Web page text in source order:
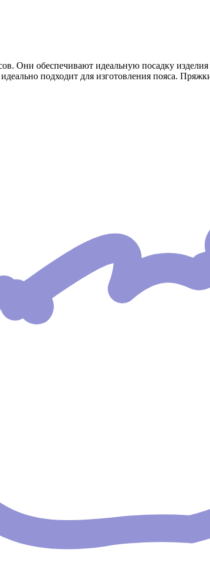
Они обеспечивают идеальную посадку изделия
подходит для изготовления пояса.